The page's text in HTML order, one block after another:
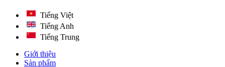
Tiếng Việt
Tiếng Anh
Tiếng Trung
Giới thiệu
Sản phẩm